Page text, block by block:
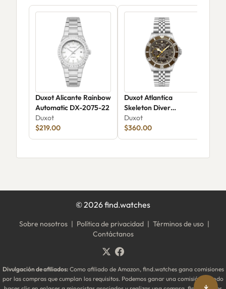
Duxot Alicante Rainbow
Automatic DX-2075-22
Duxot
$219.00
Duxot Atlantica
Skeleton Diver
Automatic DX-2067-88
Duxot
$360.00
©2026find.watches
Sobre nosotros | Política de privacidad | Términos de uso |
Contáctanos
Divulgación de afiliados:Como afiliado de Amazon, find.watches gana comisiones
por las compras que cumplan los requisitos. Podemos ganar una comisión cuando
↓